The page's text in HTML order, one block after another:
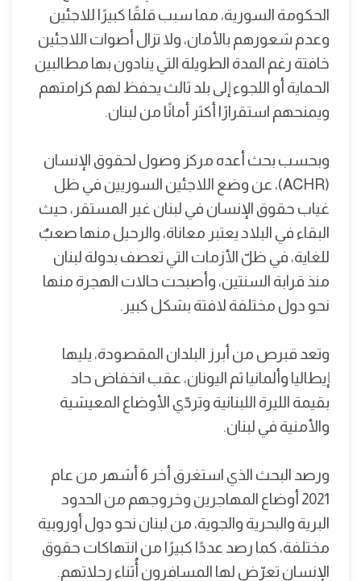
الحكومة السورية، مما سبب قلقًا كبيرًا للاجئين
وعدم شعورهم بالأمان، ولا تزال أصوات اللاجئين
خافتة رغم المدة الطويلة التي ينادون بها مطالبين
الحماية أو اللجوء إلى بلد ثالث يحفظ لهم كرامتهم
ويمنحهم استقرارًا أكثر أمانًا من لبنان.
وبحسب بحث أعده مركز وصول لحقوق الإنسان
(ACHR)، عن وضع اللاجئين السوريين في ظل
غياب حقوق الإنسان في لبنان غير المستقر، حيث
البقاء في البلاد يعتبر معاناة، والرحيل منها صعبٌ
للغاية، في ظلّ الأزمات التي تعصف بدولة لبنان
منذ قرابة السنتين، وأصبحت حالات الهجرة منها
نحو دول مختلفة لافتة بشكل كبير.
وتعد قبرص من أبرز البلدان المقصودة، يليها
إيطاليا وألمانيا ثم اليونان، عقب انخفاض حاد
بقيمة الليرة اللبنانية وتردّي الأوضاع المعيشية
والأمنية في لبنان.
ورصد البحث الذي استغرق أخر 6 أشهر من عام
2021 أوضاع المهاجرين وخروجهم من الحدود
البرية والبحرية والجوية، من لبنان نحو دول أوروبية
مختلفة، كما رصد عددًا كبيرًا من انتهاكات حقوق
الإنسان تعرّض لها المسافرون أُثناء رحلاتهم.